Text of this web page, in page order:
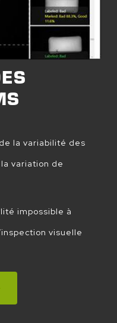
la variabilité des
variation de
impossible à
visuelle